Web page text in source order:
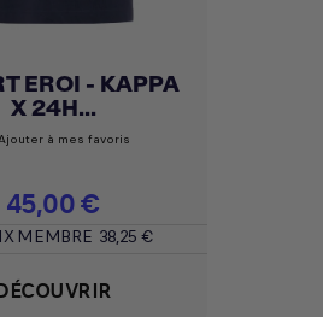
EROI - KAPPA
X 24H...
à mes favoris
Prix
45,00 €
MEMBRE 38,25 €